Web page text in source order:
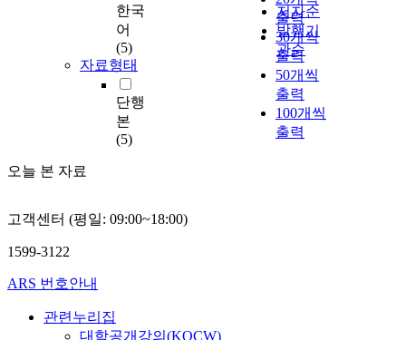
한국
어
(5)
자료형태
단행
본
(5)
오늘 본 자료
저자순
발행기
관순
출력
30개씩
출력
50개씩
출력
100개씩
출력
고객센터 (평일: 09:00~18:00)
1599-3122
ARS 번호안내
관련누리집
대학공개강의(KOCW)